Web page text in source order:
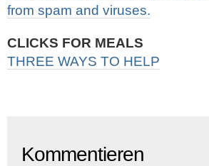
from spam and viruses.
CLICKS FOR MEALS
THREE WAYS TO HELP
Kommentieren